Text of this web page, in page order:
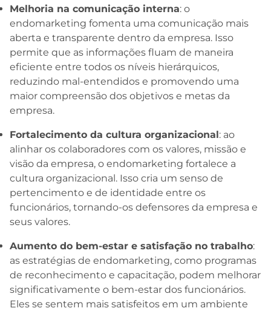
Melhoria na comunicação interna: o
endomarketing fomenta uma comunicação mais
aberta e transparente dentro da empresa. Isso
permite que as informações fluam de maneira
eficiente entre todos os níveis hierárquicos,
reduzindo mal-entendidos e promovendo uma
maior compreensão dos objetivos e metas da
empresa.
Fortalecimento da cultura organizacional: ao
alinhar os colaboradores com os valores, missão e
visão da empresa, o endomarketing fortalece a
cultura organizacional. Isso cria um senso de
pertencimento e de identidade entre os
funcionários, tornando-os defensores da empresa e
seus valores.
Aumento do bem-estar e satisfação no trabalho:
as estratégias de endomarketing, como programas
de reconhecimento e capacitação, podem melhorar
significativamente o bem-estar dos funcionários.
Eles se sentem mais satisfeitos em um ambiente